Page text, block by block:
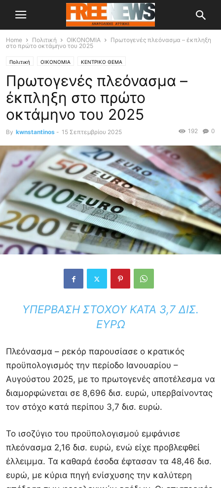
Home Πολιτική OIKONOMIA
Πρωτογενές πλεόνασμα – έκπληξη
στο πρώτο οκτάμηνο του 2025
Πολιτική OIKONOMIA ΚΕΝΤΡΙΚΟ ΘΕΜΑ
Πρωτογενές πλεόνασμα –
έκπληξη στο πρώτο
οκτάμηνο του 2025
By kwnstantinos - 15 Σεπτεμβρίου 2025 0
192
ΥΠΈΡΒΑΣΗ ΣΤΌΧΟΥ ΚΑΤΆ 3,7 ΔΙΣ.
ΕΥΡΏ
Πλεόνασμα – ρεκόρ παρουσίασε ο κρατικός
προϋπολογισμός την περίοδο Ιανουαρίου –
Αυγούστου 2025, με το πρωτογενές αποτέλεσμα να
διαμορφώνεται σε 8,696 δισ. ευρώ, υπερβαίνοντας
τον στόχο κατά περίπου 3,7 δισ. ευρώ.
Το ισοζύγιο του προϋπολογισμού εμφάνισε
πλεόνασμα 2,16 δισ. ευρώ, ενώ είχε προβλεφθεί
έλλειμμα. Τα καθαρά έσοδα έφτασαν τα 48,46 δισ.
ευρώ, με κύρια πηγή ενίσχυσης την καλύτερη